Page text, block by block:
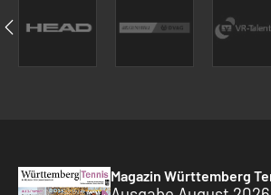
Magazin Württemberg